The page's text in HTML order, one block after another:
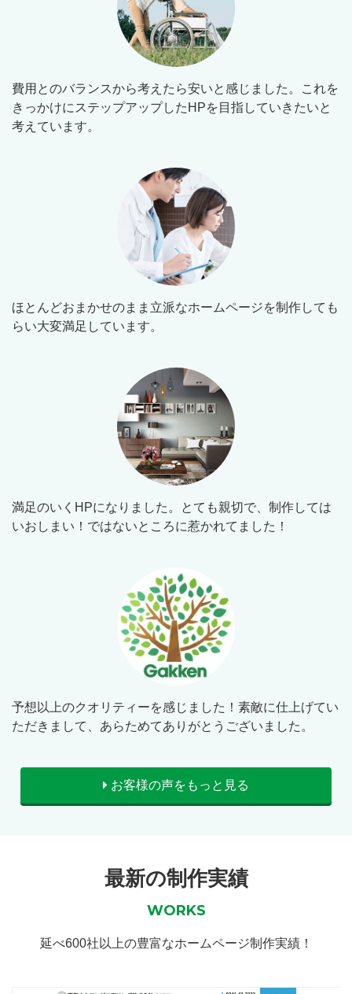
費用とのバランスから考えたら安いと感じました。これを
きっかけにステップアップしたHPを目指していきたいと
考えています。
ほとんどおまかせのまま立派なホームページを制作しても
らい大変満足しています。
満足のいくHPになりました。とても親切で、制作しては
いおしまい！ではないところに惹かれてました！
予想以上のクオリティーを感じました！素敵に仕上げてい
ただきまして、あらためてありがとうございました。
お客様の声をもっと見る
最新の制作実績
WORKS
延べ600社以上の豊富なホームページ制作実績！